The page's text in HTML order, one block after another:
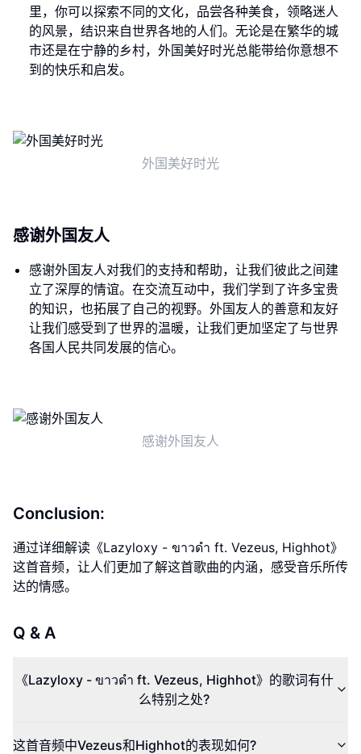
里，你可以探索不同的文化，品尝各种美食，领略迷人
的风景，结识来自世界各地的人们。无论是在繁华的城
市还是在宁静的乡村，外国美好时光总能带给你意想不
到的快乐和启发。
外国美好时光
感谢外国友人
感谢外国友人对我们的支持和帮助，让我们彼此之间建
立了深厚的情谊。在交流互动中，我们学到了许多宝贵
的知识，也拓展了自己的视野。外国友人的善意和友好
让我们感受到了世界的温暖，让我们更加坚定了与世界
各国人民共同发展的信心。
感谢外国友人
Conclusion:
通过详细解读《Lazyloxy - ขาวดำ ft. Vezeus, Highhot》
这首音频，让人们更加了解这首歌曲的内涵，感受音乐所传
达的情感。
Q & A
《Lazyloxy - ขาวดำ ft. Vezeus, Highhot》的歌词有什
么特别之处?
这首音频中Vezeus和Highhot的表现如何?